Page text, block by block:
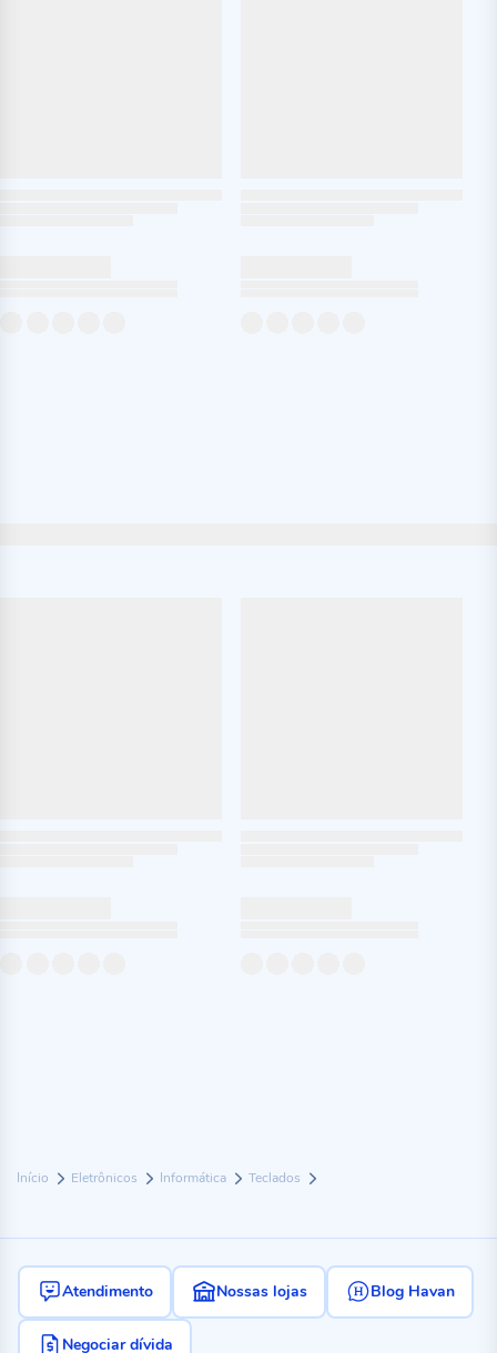
Início Eletrônicos Informática Teclados
Atendimento Nossas lojas Blog Havan
Negociar dívida